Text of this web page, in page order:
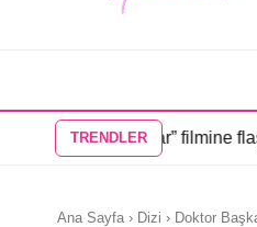
TRENDLER
İnsanlar” filmine flaş
Ana Sayfa › Dizi › Doktor